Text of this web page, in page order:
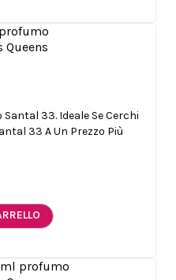
33. Ideale Se Cerchi
33 A Un Prezzo Più